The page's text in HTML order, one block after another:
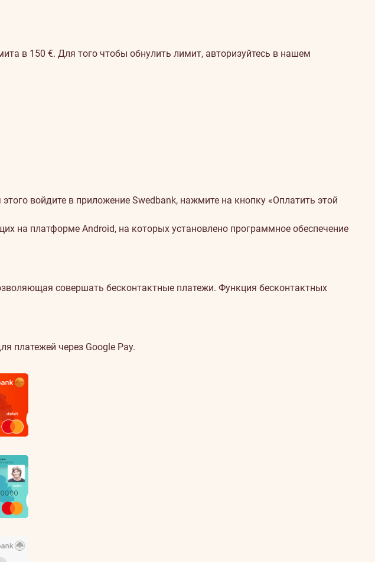
в 150 €. Для того чтобы обнулить лимит, авторизуйтесь в нашем
войдите в приложение Swedbank, нажмите на кнопку «Оплатить этой
платформе Android, на которых установлено программное обеспечение
совершать бесконтактные платежи. Функция бесконтактных
платежей через Google Pay.